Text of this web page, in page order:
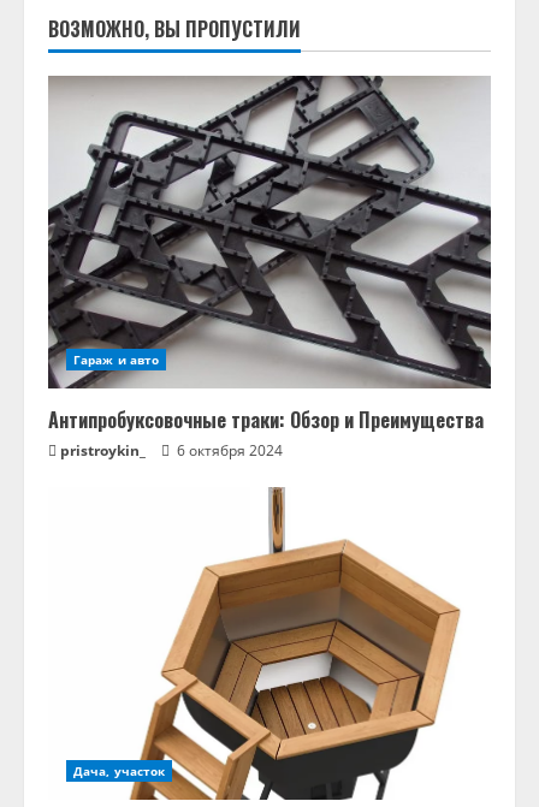
ВОЗМОЖНО, ВЫ ПРОПУСТИЛИ
Гараж и авто
Антипробуксовочные траки: Обзор и Преимущества
pristroykin_ 6 октября 2024
Дача, участок